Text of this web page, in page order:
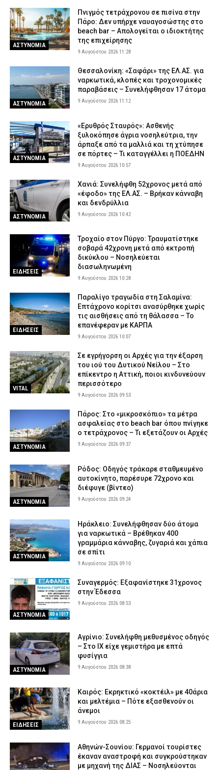
ΣΩΜΑΤΑ ΑΣΦΑΛΕΙΑΣ
ΑΣΤΥΝΟΜΙΑ
Πνιγμός τετράχρονου σε πισίνα στην
Πάρο: Δεν υπήρχε ναυαγοσώστης στο
beach bar – Απολογείται ο ιδιοκτήτης
της επιχείρησης
9 Αυγούστου 2026 11:28
ΑΣΤΥΝΟΜΙΑ
Θεσσαλονίκη: «Σαφάρι» της ΕΛ.ΑΣ. για
ναρκωτικά, κλοπές και τροχονομικές
παραβάσεις – Συνελήφθησαν 17 άτομα
9 Αυγούστου 2026 11:12
ΑΣΤΥΝΟΜΙΑ
«Ερυθρός Σταυρός»: Ασθενής
ξυλοκόπησε άγρια νοσηλεύτρια, την
άρπαξε από τα μαλλιά και τη χτύπησε
σε πόρτες – Τι καταγγέλλει η ΠΟΕΔΗΝ
9 Αυγούστου 2026 10:57
ΑΣΤΥΝΟΜΙΑ
Χανιά: Συνελήφθη 52χρονος μετά από
«έφοδο» της ΕΛ.ΑΣ. – Βρήκαν κάνναβη
και δενδρύλλια
9 Αυγούστου 2026 10:42
ΕΙΔΗΣΕΙΣ
Τροχαίο στον Πύργο: Τραυματίστηκε
σοβαρά 42χρονη μετά από εκτροπή
δικύκλου – Νοσηλεύεται
διασωληνωμένη
9 Αυγούστου 2026 10:28
ΕΙΔΗΣΕΙΣ
Παραλίγο τραγωδία στη Σαλαμίνα:
Επτάχρονο κορίτσι ανασύρθηκε χωρίς
τις αισθήσεις από τη θάλασσα – Το
επανέφεραν με ΚΑΡΠΑ
9 Αυγούστου 2026 10:07
VITAL
Σε εγρήγορση οι Αρχές για την έξαρση
του ιού του Δυτικού Νείλου – Στο
επίκεντρο η Αττική, ποιοι κινδυνεύουν
περισσότερο
9 Αυγούστου 2026 09:53
ΑΣΤΥΝΟΜΙΑ
Πάρος: Στο «μικροσκόπιο» τα μέτρα
ασφαλείας στο beach bar όπου πνίγηκε
ο τετράχρονος – Τι εξετάζουν οι Αρχές
9 Αυγούστου 2026 09:37
ΑΣΤΥΝΟΜΙΑ
Ρόδος: Οδηγός τράκαρε σταθμευμένο
αυτοκίνητο, παρέσυρε 72χρονο και
διέφυγε (βίντεο)
9 Αυγούστου 2026 09:24
ΑΣΤΥΝΟΜΙΑ
Ηράκλειο: Συνελήφθησαν δύο άτομα
για ναρκωτικά – Βρέθηκαν 400
γραμμάρια κάνναβης, ζυγαριά και χάπια
σε σπίτι
9 Αυγούστου 2026 09:10
ΑΣΤΥΝΟΜΙΑ
Συναγερμός: Εξαφανίστηκε 31χρονος
στην Έδεσσα
9 Αυγούστου 2026 08:53
ΑΣΤΥΝΟΜΙΑ
Αγρίνιο: Συνελήφθη μεθυσμένος οδηγός
– Στο ΙΧ είχε γεμιστήρα με επτά
φυσίγγια
9 Αυγούστου 2026 08:38
ΕΙΔΗΣΕΙΣ
Καιρός: Eκρηκτικό «κοκτέιλ» με 40άρια
και μελτέμια – Πότε εξασθενούν οι
άνεμοι
9 Αυγούστου 2026 08:25
Αθηνών-Σουνίου: Γερμανοί τουρίστες
έκαναν αναστροφή και συγκρούστηκαν
με μηχανή της ΔΙΑΣ – Νοσηλεύονται